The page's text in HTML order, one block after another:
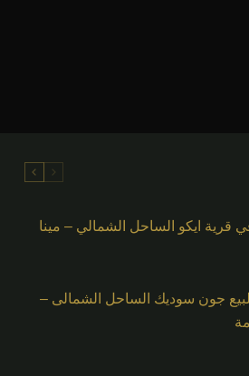
في قرية ايكو الساحل الشمالي – مينا
جون سوديك الساحل الشمالى –